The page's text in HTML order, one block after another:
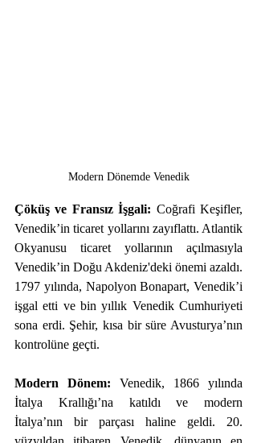
Modern Dönemde Venedik
Çöküş ve Fransız İşgali: Coğrafi Keşifler,
Venedik’in ticaret yollarını zayıflattı. Atlantik
Okyanusu ticaret yollarının açılmasıyla
Venedik’in Doğu Akdeniz'deki önemi azaldı.
1797 yılında, Napolyon Bonapart, Venedik’i
işgal etti ve bin yıllık Venedik Cumhuriyeti
sona erdi. Şehir, kısa bir süre Avusturya’nın
kontrolüne geçti.
Modern Dönem: Venedik, 1866 yılında
İtalya Krallığı’na katıldı ve modern
İtalya’nın bir parçası haline geldi. 20.